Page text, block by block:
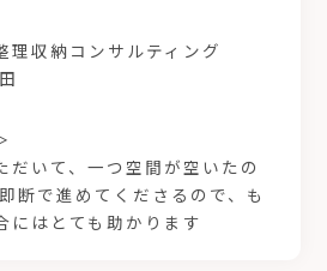
理収納コンサルティング
だいて、一つ空間が空いたの
断で進めてくださるので、も
にはとても助かります